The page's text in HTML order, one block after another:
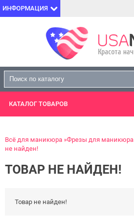
ИНФОРМАЦИЯ
КАТАЛОГ ТОВАРОВ
Всё для маникюра Фрезы для маникюра
не найден!
ТОВАР НЕ НАЙДЕН!
Товар не найден!